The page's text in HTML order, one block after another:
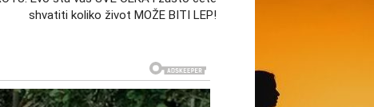
shvatiti koliko život MOŽE BITI LEP!